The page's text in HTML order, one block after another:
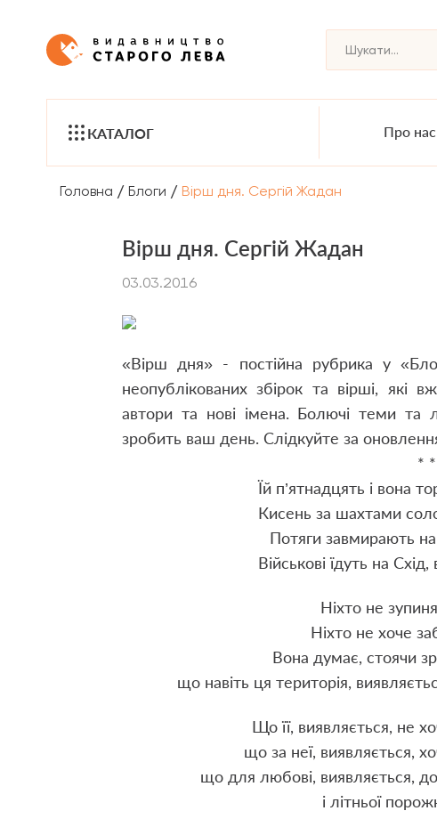
КАТАЛОГ Про нас
Головна / Блоги / Вірш дня. Сергій Жадан
Вірш дня. Сергій Жадан
03.03.2016
«Вірш дня» - постійна рубрика у
неопублікованих збірок та вірші, які
автори та нові імена. Болючі теми
зробить ваш день. Слідкуйте за
*
Їй п’ятнадцять і вона
Кисень за шахтами
Потяги завмирають
Військові їдуть на Схід,
Ніхто не
Ніхто не хоче
Вона думає, стоячи
що навіть ця територія,
Що її, виявляється, не
що за неї, виявляється,
що для любові, виявляється,
і літньої